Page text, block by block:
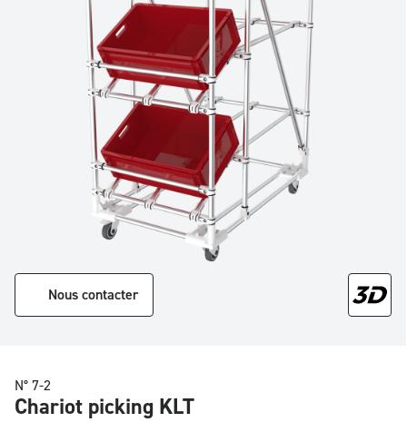
Nous contacter
N° 7-2
Chariot picking KLT